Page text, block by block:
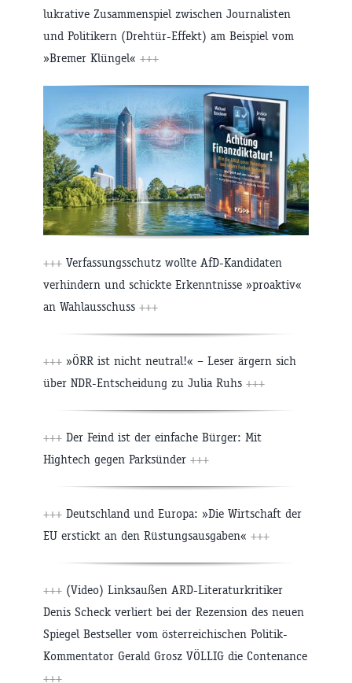
lukrative Zusammenspiel zwischen Journalisten
und Politikern (Drehtür-Effekt) am Beispiel vom
»Bremer Klüngel« +++
+++ Verfassungsschutz wollte AfD-Kandidaten
verhindern und schickte Erkenntnisse »proaktiv«
an Wahlausschuss +++
+++ »ÖRR ist nicht neutral!« – Leser ärgern sich
über NDR-Entscheidung zu Julia Ruhs +++
+++ Der Feind ist der einfache Bürger: Mit
Hightech gegen Parksünder +++
+++ Deutschland und Europa: »Die Wirtschaft der
EU erstickt an den Rüstungsausgaben« +++
+++ (Video) Linksaußen ARD-Literaturkritiker
Denis Scheck verliert bei der Rezension des neuen
Spiegel Bestseller vom österreichischen Politik-
Kommentator Gerald Grosz VÖLLIG die Contenance
+++